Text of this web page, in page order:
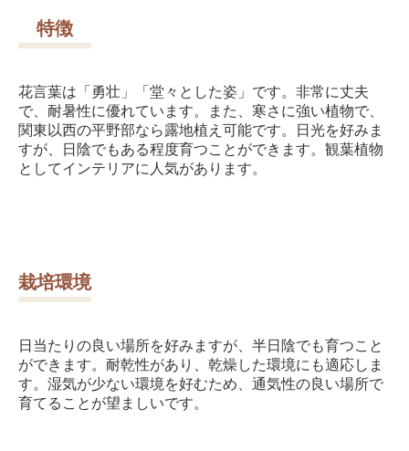
特徴
花言葉は「勇壮」「堂々とした姿」です。非常に丈夫
で、耐暑性に優れています。また、寒さに強い植物で、
関東以西の平野部なら露地植え可能です。日光を好みま
すが、日陰でもある程度育つことができます。観葉植物
としてインテリアに人気があります。
栽培環境
日当たりの良い場所を好みますが、半日陰でも育つこと
ができます。耐乾性があり、乾燥した環境にも適応しま
す。湿気が少ない環境を好むため、通気性の良い場所で
育てることが望ましいです。